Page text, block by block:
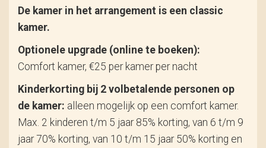
De kamer in het arrangement is een classic
kamer.
Optionele upgrade (online te boeken):
Comfort kamer, €25 per kamer per nacht
Kinderkorting bij 2 volbetalende personen op
de kamer: alleen mogelijk op een comfort kamer.
Max. 2 kinderen t/m 5 jaar 85% korting, van 6 t/m 9
jaar 70% korting, van 10 t/m 15 jaar 50% korting en